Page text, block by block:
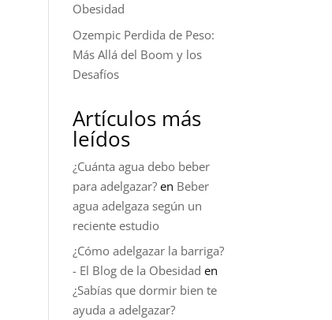
Obesidad
Ozempic Perdida de Peso:
Más Allá del Boom y los
Desafíos
Artículos más
leídos
¿Cuánta agua debo beber
para adelgazar? en Beber
agua adelgaza según un
reciente estudio
¿Cómo adelgazar la barriga?
- El Blog de la Obesidad en
¿Sabías que dormir bien te
ayuda a adelgazar?